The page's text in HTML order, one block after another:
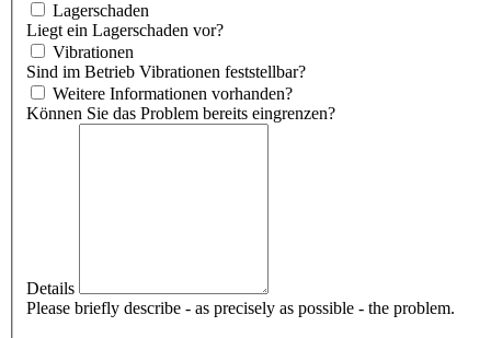
Lagerschaden
Liegt ein Lagerschaden vor?
Vibrationen
Sind im Betrieb Vibrationen feststellbar?
Weitere Informationen vorhanden?
Können Sie das Problem bereits eingrenzen?
Details
Please briefly describe - as precisely as possible - the problem.